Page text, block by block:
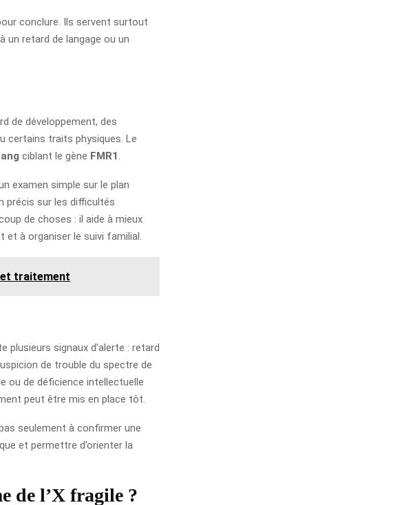
conclure. Ils servent surtout
un retard de langage ou un
de développement, des
certains traits physiques. Le
ciblant le gène FMR1
examen simple sur le plan
précis sur les difficultés
de choses : il aide à mieux
et à organiser le suivi familial.
et traitement
plusieurs signaux d’alerte : retard
de trouble du spectre de
ou de déficience intellectuelle
peut être mis en place tôt.
seulement à confirmer une
et permettre d’orienter la
de l’X fragile ?